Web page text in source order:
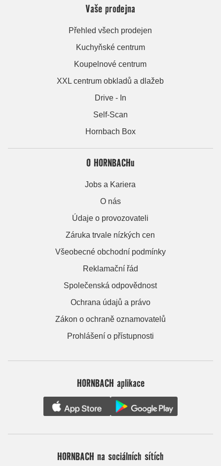
Vaše prodejna
Přehled všech prodejen
Kuchyňské centrum
Koupelnové centrum
XXL centrum obkladů a dlažeb
Drive - In
Self-Scan
Hornbach Box
O HORNBACHu
Jobs a Kariera
O nás
Údaje o provozovateli
Záruka trvale nízkých cen
Všeobecné obchodní podmínky
Reklamační řád
Společenská odpovědnost
Ochrana údajů a právo
Zákon o ochraně oznamovatelů
Prohlášení o přístupnosti
HORNBACH aplikace
HORNBACH na sociálních sítích